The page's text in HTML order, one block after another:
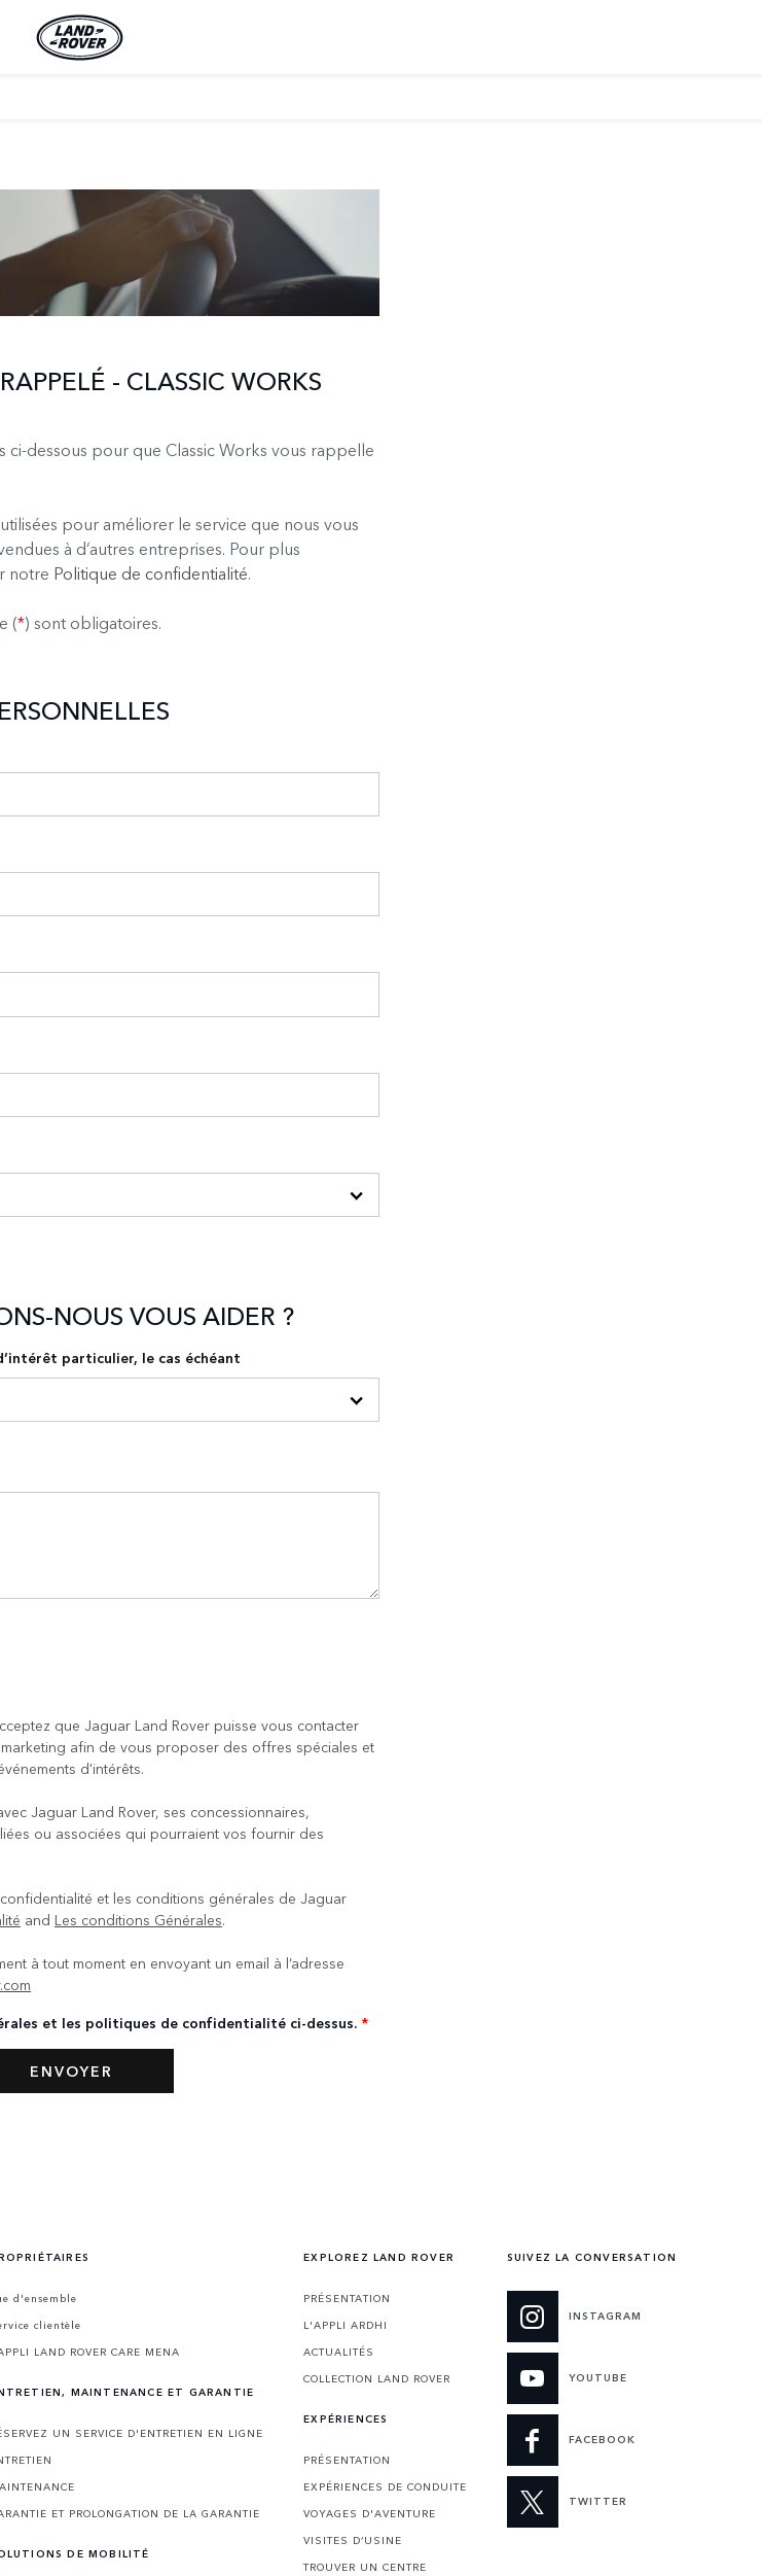
- CLASSIC WORKS
dessous pour que Classic Works vous rappelle
pour améliorer le service que nous vous
à d’autres entreprises. Pour plus
notre Politique de confidentialité.
(*) sont obligatoires.
NOUS VOUS AIDER ?
particulier, le cas échéant
que Jaguar Land Rover puisse vous contacter
afin de vous proposer des offres spéciales et
d'intérêts.
Jaguar Land Rover, ses concessionnaires,
ou associées qui pourraient vos fournir des
et les conditions générales de Jaguar
and Les conditions Générales.
à tout moment en envoyant un email à l’adresse
et les politiques de confidentialité ci-dessus.*
d'ensemble
clientèle
LAND ROVER CARE MENA
MAINTENANCE ET GARANTIE
UN SERVICE D'ENTRETIEN EN LIGNE
ET PROLONGATION DE LA GARANTIE
DE MOBILITÉ
EXPLOREZ LAND ROVER
PRÉSENTATION
L'APPLI ARDHI
ACTUALITÉS
COLLECTION LAND ROVER
EXPÉRIENCES
PRÉSENTATION
EXPÉRIENCES DE CONDUITE
VOYAGES D'AVENTURE
VISITES D’USINE
TROUVER UN CENTRE
SUIVEZ LA CONVERSATION
INSTAGRAM
YOUTUBE
FACEBOOK
TWITTER